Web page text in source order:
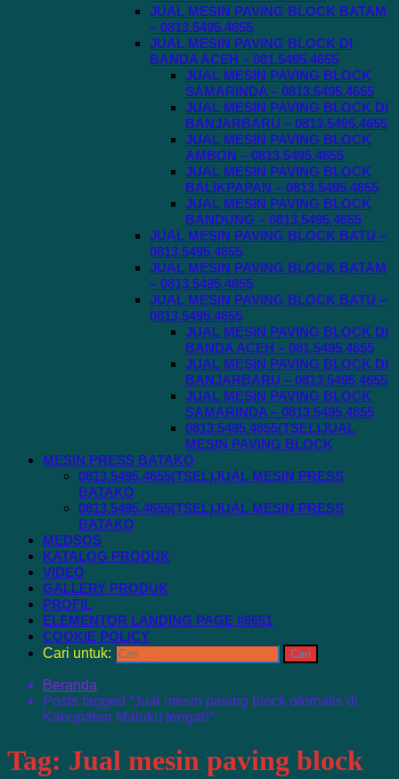
JUAL MESIN PAVING BLOCK BATAM
– 0813.5495.4655
JUAL MESIN PAVING BLOCK DI
BANDA ACEH – 081.5495.4655
JUAL MESIN PAVING BLOCK
SAMARINDA – 0813.5495.4655
JUAL MESIN PAVING BLOCK DI
BANJARBARU – 0813.5495.4655
JUAL MESIN PAVING BLOCK
AMBON – 0813.5495.4655
JUAL MESIN PAVING BLOCK
BALIKPAPAN – 0813.5495.4655
JUAL MESIN PAVING BLOCK
BANDUNG – 0813.5495.4655
JUAL MESIN PAVING BLOCK BATU –
0813.5495.4655
JUAL MESIN PAVING BLOCK BATAM
– 0813.5495.4655
JUAL MESIN PAVING BLOCK BATU –
0813.5495.4655
JUAL MESIN PAVING BLOCK DI
BANDA ACEH – 081.5495.4655
JUAL MESIN PAVING BLOCK DI
BANJARBARU – 0813.5495.4655
JUAL MESIN PAVING BLOCK
SAMARINDA – 0813.5495.4655
0813.5495.4655(TSEL)JUAL
MESIN PAVING BLOCK
MESIN PRESS BATAKO
0813.5495.4655(TSEL)JUAL MESIN PRESS
BATAKO
0813.5495.4655(TSEL)JUAL MESIN PRESS
BATAKO
MEDSOS
KATALOG PRODUK
VIDEO
GALLERY PRODUK
PROFIL
ELEMENTOR LANDING PAGE #6651
COOKIE POLICY
Cari untuk:
Beranda
Posts tagged “Jual mesin paving block otomatis di
Kabupaten Maluku tengah”
Tag: Jual mesin paving block